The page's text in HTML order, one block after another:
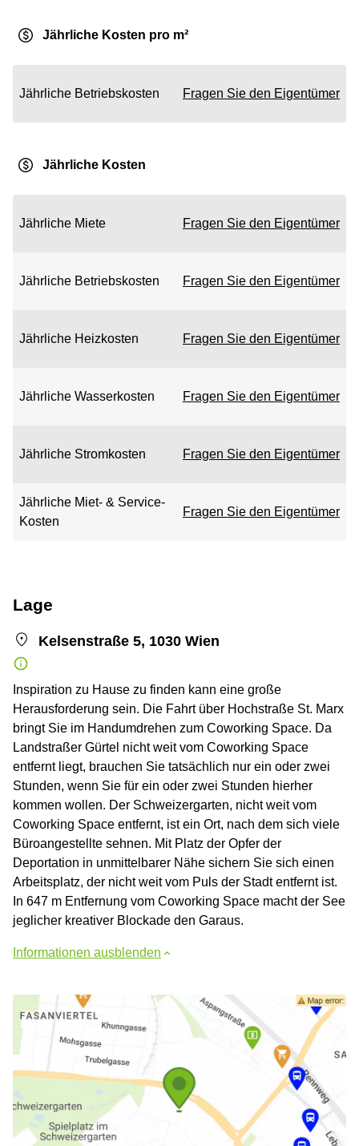
Jährliche Kosten pro m²
Jährliche Betriebskosten Fragen Sie den Eigentümer
Jährliche Kosten
Jährliche Miete Fragen Sie den Eigentümer
Jährliche Betriebskosten Fragen Sie den Eigentümer
Jährliche Heizkosten Fragen Sie den Eigentümer
Jährliche Wasserkosten Fragen Sie den Eigentümer
Jährliche Stromkosten Fragen Sie den Eigentümer
Jährliche Miet- & Service-
Kosten
Fragen Sie den Eigentümer
Lage
Kelsenstraße 5, 1030 Wien
Inspiration zu Hause zu finden kann eine große
Herausforderung sein. Die Fahrt über Hochstraße St. Marx
bringt Sie im Handumdrehen zum Coworking Space. Da
Landstraßer Gürtel nicht weit vom Coworking Space
entfernt liegt, brauchen Sie tatsächlich nur ein oder zwei
Stunden, wenn Sie für ein oder zwei Stunden hierher
kommen wollen. Der Schweizergarten, nicht weit vom
Coworking Space entfernt, ist ein Ort, nach dem sich viele
Büroangestellte sehnen. Mit Platz der Opfer der
Deportation in unmittelbarer Nähe sichern Sie sich einen
Arbeitsplatz, der nicht weit vom Puls der Stadt entfernt ist.
In 647 m Entfernung vom Coworking Space macht der See
jeglicher kreativer Blockade den Garaus.
Informationen ausblenden